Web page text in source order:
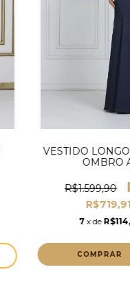
VESTIDO
OMBRO
R$1.599,90
7 x de
COMPRAR